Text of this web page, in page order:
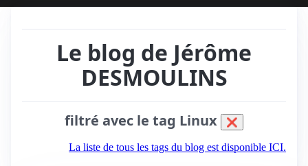
Le blog de Jérôme
DESMOULINS
filtré avec le tag Linux ❌
La liste de tous les tags du blog est disponible ICI.